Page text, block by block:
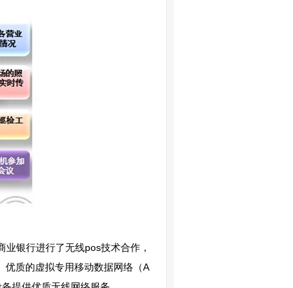
银行进行了无线pos技术合作，
优质的虚拟专用移动数据网络（A